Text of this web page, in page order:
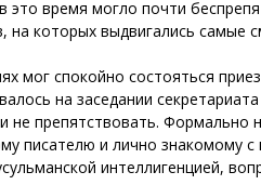
это время могло почти
на которых выдвигались самые
мог спокойно состояться
на заседании
не препятствовать. Формально
писателю и лично знакомому
интеллигенцией,